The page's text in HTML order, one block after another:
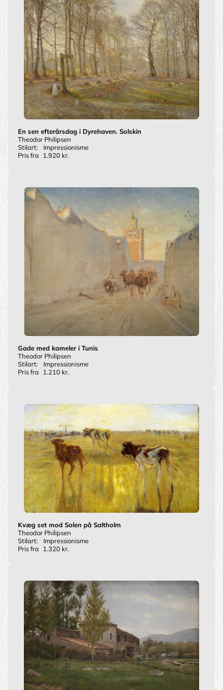
En sen efterårsdag i Dyrehaven. Solskin
Theodor Philipsen
Stilart:
Impressionisme
Pris fra
1.920 kr.
Gade med kameler i Tunis
Theodor Philipsen
Stilart:
Impressionisme
Pris fra
1.210 kr.
Kvæg set mod Solen på Saltholm
Theodor Philipsen
Stilart:
Impressionisme
Pris fra
1.320 kr.